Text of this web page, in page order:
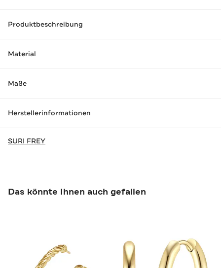
Produktbeschreibung
Material
Maße
Herstellerinformationen
SURI FREY
Das könnte Ihnen auch gefallen